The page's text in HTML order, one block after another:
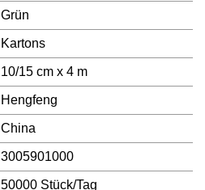
Grün
Kartons
10/15 cm x 4 m
Hengfeng
China
3005901000
50000 Stück/Tag